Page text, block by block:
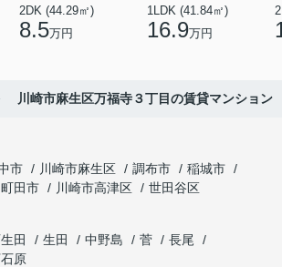
2DK (44.29㎡)
8.5万円
1LDK (41.84㎡)
16.9万円
川崎市麻生区万福寺３丁目の賃貸マンション
市 川崎市麻生区 調布市
稲城市
町田市 川崎市高津区
世田谷区
田 生田 中野島 菅
長尾
原